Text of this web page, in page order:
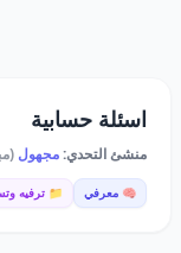
اسئلة حسابية
منشئ التحدي:مجهول
🧠 معرفي 📁 ترفيه